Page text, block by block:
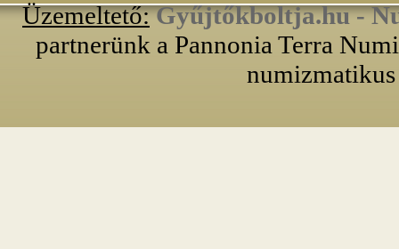
Üzemeltető: Gyűjtőkboltja.hu -
partnerünk a Pannonia Terra
numizmatikus